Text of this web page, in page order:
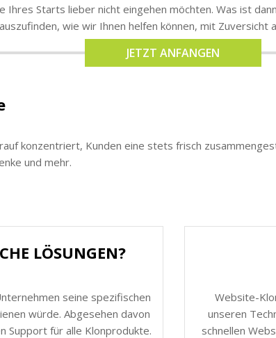
Ihres Starts lieber nicht eingehen möchten. Was ist
wie wir Ihnen helfen können, mit Zuversicht
JETZT ANFANGEN
konzentriert, Kunden eine stets frisch
und mehr.
LÖSUNGEN?
seine spezifischen
würde. Abgesehen davon
Support für alle Klonprodukte.
Website-
unseren
schnellen